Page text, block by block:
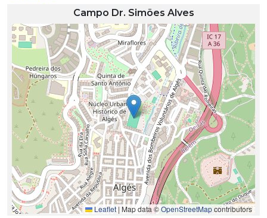
Campo Dr. Simões Alves
Leaflet | Map data ©OpenStreetMapcontributors